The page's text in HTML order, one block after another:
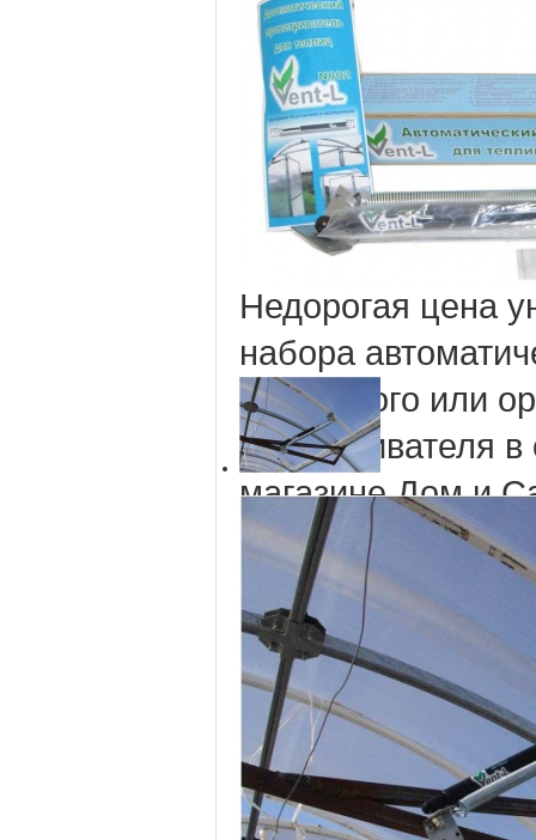
01 и Vent-L 02.
-
p1ai/index/
14предназначен
открывания и
дверей теплиц,
Недорогая цена
набора
тепличного или
проветривателя
магазине Дом и
покупателю. За
лучшей
проветривающей
шведские чудо
только отличные
растениеводов!